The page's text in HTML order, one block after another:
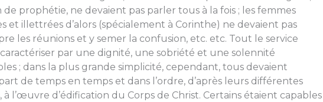
de prophétie, ne devaient pas parler tous à la fois ; les femmes
et illettrées d’alors (spécialement à Corinthe) ne devaient pas
les réunions et y semer la confusion, etc. etc. Tout le service
par une dignité, une sobriété et une solennité
; dans la plus grande simplicité, cependant, tous devaient
de temps en temps et dans l’ordre, d’après leurs différentes
à l’œuvre d’édification du Corps de Christ. Certains étaient capables